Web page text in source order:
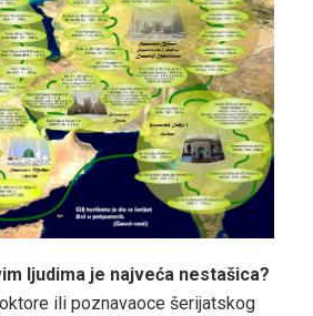
ljudima je najveća nestašica?
ili poznavaoce šerijatskog